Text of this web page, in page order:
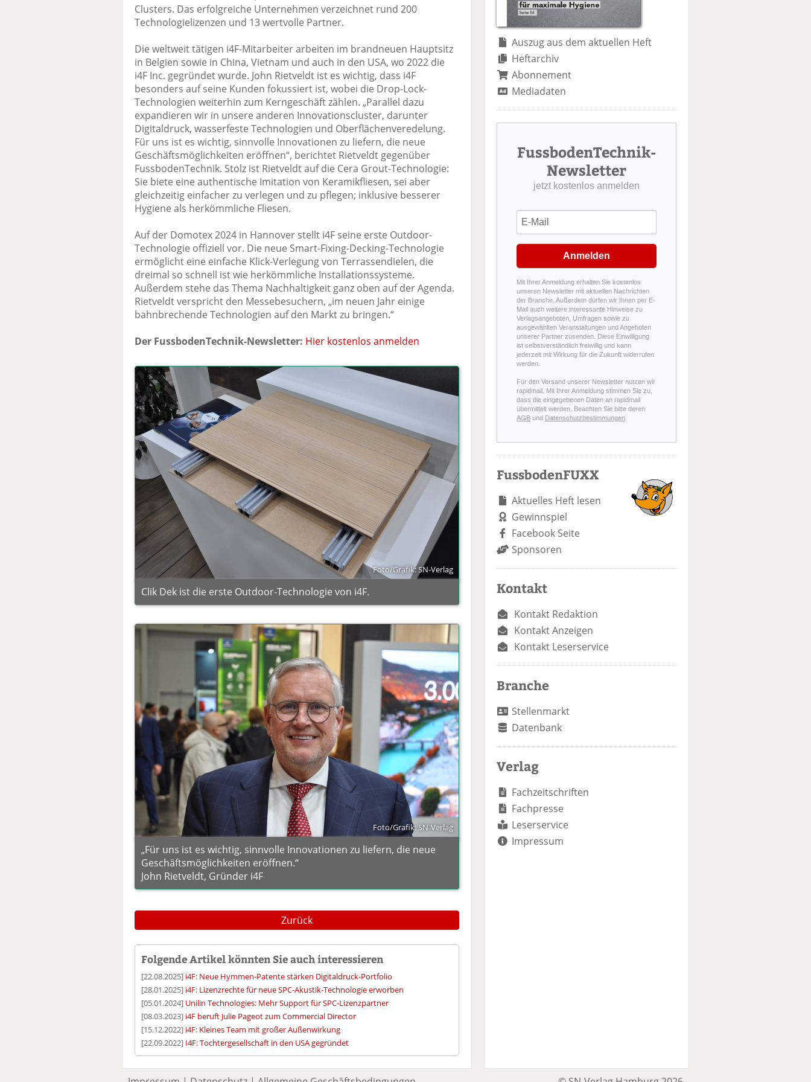
il
Clusters. Das erfolgreiche Unternehmen verzeichnet rund 200
Technologielizenzen und 13 wertvolle Partner.
Die weltweit tätigen i4F-Mitarbeiter arbeiten im brandneuen Hauptsitz
in Belgien sowie in China, Vietnam und auch in den USA, wo 2022 die
i4F Inc. gegründet wurde. John Rietveldt ist es wichtig, dass i4F
besonders auf seine Kunden fokussiert ist, wobei die Drop-Lock-
Technologien weiterhin zum Kerngeschäft zählen. „Parallel dazu
expandieren wir in unsere anderen Innovationscluster, darunter
Digitaldruck, wasserfeste Technologien und Oberflächenveredelung.
Für uns ist es wichtig, sinnvolle Innovationen zu liefern, die neue
Geschäftsmöglichkeiten eröffnen“, berichtet Rietveldt gegenüber
FussbodenTechnik. Stolz ist Rietveldt auf die Cera Grout-Technologie:
Sie biete eine authentische Imitation von Keramikfliesen, sei aber
gleichzeitig einfacher zu verlegen und zu pflegen; inklusive besserer
Hygiene als herkömmliche Fliesen.
Auf der Domotex 2024 in Hannover stellt i4F seine erste Outdoor-
Technologie offiziell vor. Die neue Smart-Fixing-Decking-Technologie
ermöglicht eine einfache Klick-Verlegung von Terrassendielen, die
dreimal so schnell ist wie herkömmliche Installationssysteme.
Außerdem stehe das Thema Nachhaltigkeit ganz oben auf der Agenda.
Rietveldt verspricht den Messebesuchern, „im neuen Jahr einige
bahnbrechende Technologien auf den Markt zu bringen.“
Der FussbodenTechnik-Newsletter: Hier kostenlos anmelden
Foto/Grafik: SN-Verlag
Clik Dek ist die erste Outdoor-Technologie von i4F.
Foto/Grafik: SN-Verlag
„Für uns ist es wichtig, sinnvolle Innovationen zu liefern, die neue
Geschäftsmöglichkeiten eröffnen.“
John Rietveldt, Gründer i4F
Zurück
Folgende Artikel könnten Sie auch interessieren
[22.08.2025] i4F: Neue Hymmen-Patente stärken Digitaldruck-Portfolio
[28.01.2025] i4F: Lizenzrechte für neue SPC-Akustik-Technologie erworben
[05.01.2024] Unilin Technologies: Mehr Support für SPC-Lizenzpartner
[08.03.2023] i4F beruft Julie Pageot zum Commercial Director
[15.12.2022] i4F: Kleines Team mit großer Außenwirkung
[22.09.2022] I4F: Tochtergesellschaft in den USA gegründet
Auszug aus dem aktuellen Heft
Heftarchiv
Abonnement
Mediadaten
FussbodenTechnik-
Newsletter
jetzt kostenlos anmelden
Anmelden
Mit Ihrer Anmeldung erhalten Sie kostenlos
unseren Newsletter mit aktuellen Nachrichten
der Branche. Außerdem dürfen wir Ihnen per E-
Mail auch weitere interessante Hinweise zu
Verlagsangeboten, Umfragen sowie zu
ausgewählten Veranstaltungen und Angeboten
unserer Partner zusenden. Diese Einwilligung
ist selbstverständlich freiwillig und kann
jederzeit mit Wirkung für die Zukunft widerrufen
werden.
Für den Versand unserer Newsletter nutzen wir
rapidmail. Mit Ihrer Anmeldung stimmen Sie zu,
dass die eingegebenen Daten an rapidmail
übermittelt werden. Beachten Sie bitte deren
AGB und Datenschutzbestimmungen.
FussbodenFUXX
Aktuelles Heft lesen
Gewinnspiel
Facebook Seite
Sponsoren
Kontakt
Kontakt Redaktion
Kontakt Anzeigen
Kontakt Leserservice
Branche
Stellenmarkt
Datenbank
Verlag
Fachzeitschriften
Fachpresse
Leserservice
Impressum